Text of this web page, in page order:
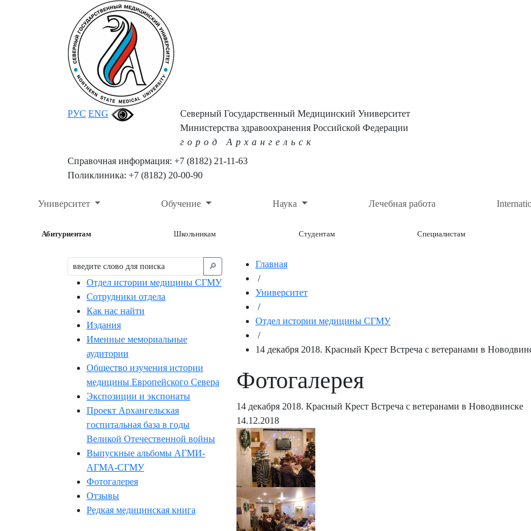
РУС ENG
Северный Государственный Медицинский Университет
Министерства здравоохранения Российской Федерации
город Архангельск
Справочная информация: +7 (8182) 21-11-63
Поликлиника: +7 (8182) 20-00-90
Университет Обучение Наука Лечебная работа
Абитуриентам Школьникам Студентам Специалистам
🔎︎
Отдел истории медицины СГМУ
Сотрудники отдела
Как нас найти
Издания
Именные мемориальные
аудитории
Общество изучения истории
медицины Европейского Севера
Экспозиции и экспонаты
Проект Архангельская
госпитальная база в годы
Великой Отечественной войны
Выпускные альбомы АГМИ-
АГМА-СГМУ
Фотогалерея
Отзывы
Редкая медицинская книга
Главная
/
Университет
/
Отдел истории медицины СГМУ
/
14 декабря 2018. Красный Крест Встреча с ветеранами в
Фотогалерея
14 декабря 2018. Красный Крест Встреча с ветеранами в Новодвинске
14.12.2018